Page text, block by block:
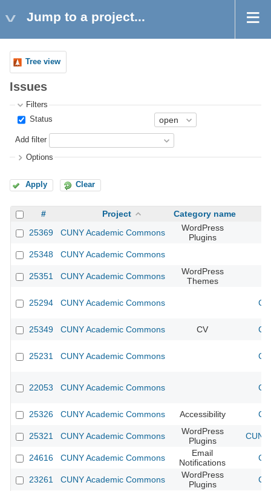
Jump to a project...
Tree view
Issues
Filters
Status
Add filter
Options
Apply Clear
# Project
Category name
25369
CUNY Academic Commons
WordPress
Plugins
25348
CUNY Academic Commons
25351 CUNY Academic Commons
WordPress
Themes
25294 CUNY Academic Commons
25349 CUNY Academic Commons CV
25231 CUNY Academic Commons
22053 CUNY Academic Commons
25326 CUNY Academic Commons Accessibility
25321 CUNY Academic Commons
WordPress
Plugins
24616 CUNY Academic Commons
Email
Notifications
23261 CUNY Academic Commons
WordPress
Plugins